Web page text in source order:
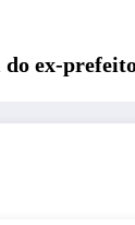
ex-